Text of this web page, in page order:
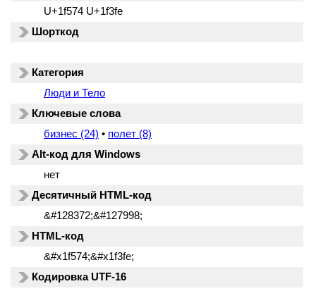
U+1f574 U+1f3fe
Шорткод
Категория
Люди и Тело
Ключевые слова
бизнес (24) • полет (8)
Alt-код для Windows
нет
Десятичный HTML-код
&#128372;&#127998;
HTML-код
&#x1f574;&#x1f3fe;
Кодировка UTF-16